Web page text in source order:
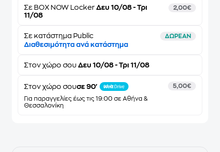
Σε BOX NOW Locker Δευ 10/08 - Τρι
11/08
2,00€
Σε κατάστημα Public ΔΩΡΕΑΝ
Διαθεσιμότητα ανά κατάστημα
Στον χώρο σου Δευ 10/08 - Τρι 11/08
Στον χώρο σουσε 90'
Για παραγγελίες έως τις 19:00 σε Αθήνα &
Θεσσαλονίκη
5,00€